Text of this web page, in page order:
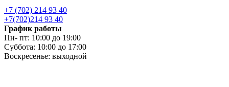
+7 (702) 214 93 40
+7(702)214 93 40
График работы
Пн- пт: 10:00 до 19:00
Суббота: 10:00 до 17:00
Воскресенье: выходной